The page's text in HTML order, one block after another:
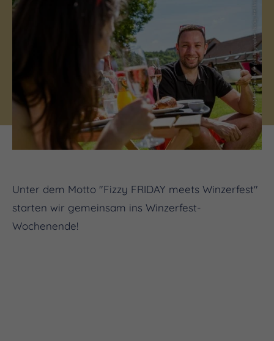
(c) freshshots.de photographie, Nicky Hellfritzsch
Unter dem Motto "Fizzy FRIDAY meets Winzerfest"
starten wir gemeinsam ins Winzerfest-
Wochenende!